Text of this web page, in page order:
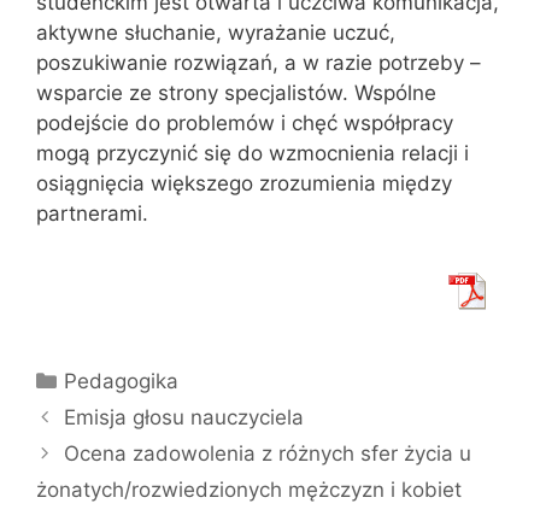
aktywne słuchanie, wyrażanie uczuć,
poszukiwanie rozwiązań, a w razie potrzeby –
wsparcie ze strony specjalistów. Wspólne
podejście do problemów i chęć współpracy
mogą przyczynić się do wzmocnienia relacji i
osiągnięcia większego zrozumienia między
partnerami.
Kategorie
Pedagogika
Emisja głosu nauczyciela
Ocena zadowolenia z różnych sfer życia u
żonatych/rozwiedzionych mężczyzn i kobiet